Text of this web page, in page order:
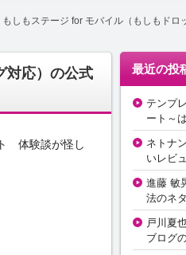
もしもステージ for モバイル（もしもド
対応）の公式
体験談が怪し
最近の投
テンプ
ート～
ネトナ
いレビ
進藤 敏
法のネ
戸川夏
ブログ